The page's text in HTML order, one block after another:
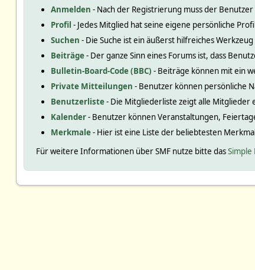
Anmelden - Nach der Registrierung muss der
Profil - Jedes Mitglied hat seine eigene persönliche
Suchen - Die Suche ist ein äußerst hilfreiches
Beiträge- Der ganze Sinn eines Forums ist, dass
Bulletin-Board-Code (BBC) - Beiträge können mit ein
Private Mitteilungen - Benutzer können persönliche
Benutzerliste- Die Mitgliederliste zeigt alle Mitglieder
Kalender- Benutzer können Veranstaltungen,
Merkmale- Hier ist eine Liste der beliebtesten
Für weitere Informationen über SMF nutze bitte dasSimple